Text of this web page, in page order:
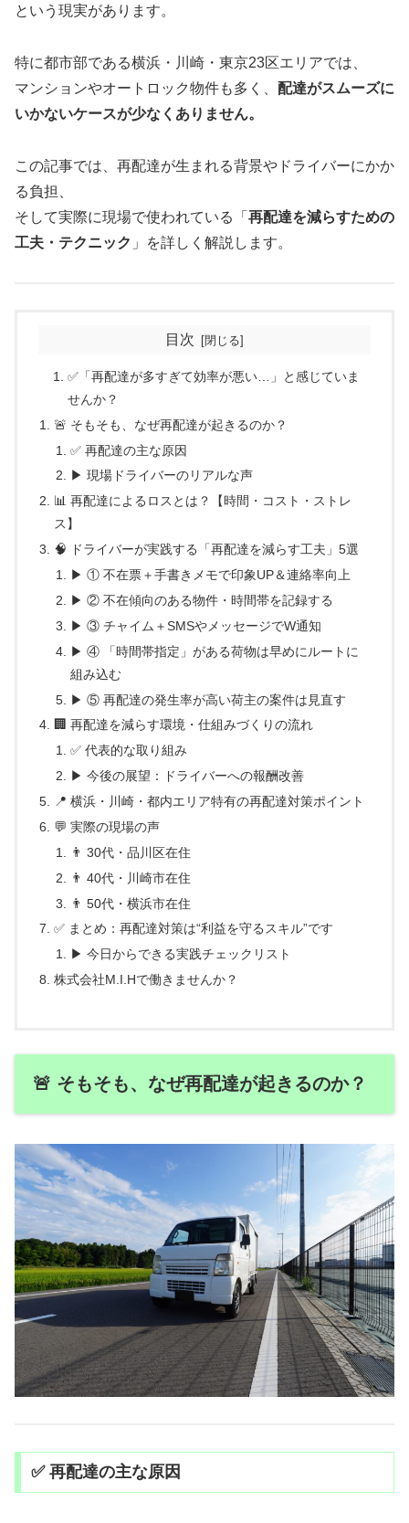
という現実があります。
特に都市部である横浜・川崎・東京23区エリアでは、
マンションやオートロック物件も多く、 配達がスムーズに
いかないケースが少なくありません。
この記事では、再配達が生まれる背景やドライバーにかか
る負担、
そして実際に現場で使われている「 再配達を減らすための
工夫・テクニック 」を詳しく解説します。
目次
✅「再配達が多すぎて効率が悪い…」と感じていま
せんか？
🚨 そもそも、なぜ再配達が起きるのか？
✅ 再配達の主な原因
▶ 現場ドライバーのリアルな声
📊 再配達によるロスとは？【時間・コスト・ストレ
ス】
🧠 ドライバーが実践する「再配達を減らす工夫」5選
▶ ① 不在票＋手書きメモで印象UP＆連絡率向上
▶ ② 不在傾向のある物件・時間帯を記録する
▶ ③ チャイム＋SMSやメッセージでW通知
▶ ④ 「時間帯指定」がある荷物は早めにルートに
組み込む
▶ ⑤ 再配達の発生率が高い荷主の案件は見直す
🏢 再配達を減らす環境・仕組みづくりの流れ
✅ 代表的な取り組み
▶ 今後の展望：ドライバーへの報酬改善
📍 横浜・川崎・都内エリア特有の再配達対策ポイント
💬 実際の現場の声
👨 30代・品川区在住
👨 40代・川崎市在住
👨 50代・横浜市在住
✅ まとめ：再配達対策は“利益を守るスキル”です
▶ 今日からできる実践チェックリスト
株式会社M.I.Hで働きませんか？
🚨 そもそも、なぜ再配達が起きるのか？
✅ 再配達の主な原因